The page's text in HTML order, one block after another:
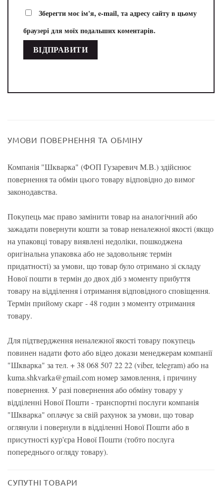
Зберегти моє ім'я, e-mail, та адресу сайту в цьому
браузері для моїх подальших коментарів.
УМОВИ ПОВЕРНЕННЯ ТА ОБМІНУ
Компанія "Шкварка" (ФОП Гузаревич М.В.) здійснює
повернення та обмін цього товару відповідно до вимог
законодавства.
Покупець має право замінити товар на аналогічний або
зажадати повернути кошти за товар неналежної якості (якщо
на упаковці товару виявлені недоліки, пошкоджена
оригінальна упаковка або не задовольняє термін
придатності) за умови, що товар було отримано зі складу
Нової пошти в термін до двох діб з моменту прибуття
товару на відділення і отримання відповідного сповіщення.
Термін прийому скарг - 48 годин з моменту отримання
товару.
Для підтвердження неналежної якості товару покупець
повинен надати фото або відео докази менеджерам компанії
"Шкварка" за тел. + 38 068 507 22 22 (viber, telegram) або на
kuma.shkvarka@gmail.com номер замовлення, і причину
повернення. У разі повернення або обміну товару у
відділенні Нової Пошти - транспортні послуги компанія
"Шкварка" оплачує за свій рахунок за умови, що товар
оглянули і повернули в відділенні Нової Пошти або в
присутності кур'єра Нової Пошти (тобто послуга
попереднього огляду товару).
СУПУТНІ ТОВАРИ